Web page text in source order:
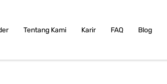
Tentang Kami Karir FAQ Blog